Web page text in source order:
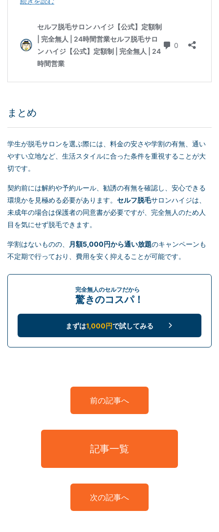
まとめ
学生が脱毛サロンを選ぶ際には、料金の安さや学割の有無、通い
やすい立地など、生活スタイルに合った条件を重視することが大
切です。
契約前には解約や予約ルール、勧誘の有無を確認し、安心できる
環境かを見極める必要があります。 セルフ脱毛サロンハイジは、
未成年の場合は保護者の同意書が必要ですが、完全無人のため人
目を気にせず脱毛できます。
学割はないものの、 月額5,000円から通い放題のキャンペーンも
不定期で行っており、費用を安く抑えることが可能です。
完全無人のセルフだから
驚きのコスパ！
まずは1,000円で試してみる
前の記事へ
記事一覧
次の記事へ